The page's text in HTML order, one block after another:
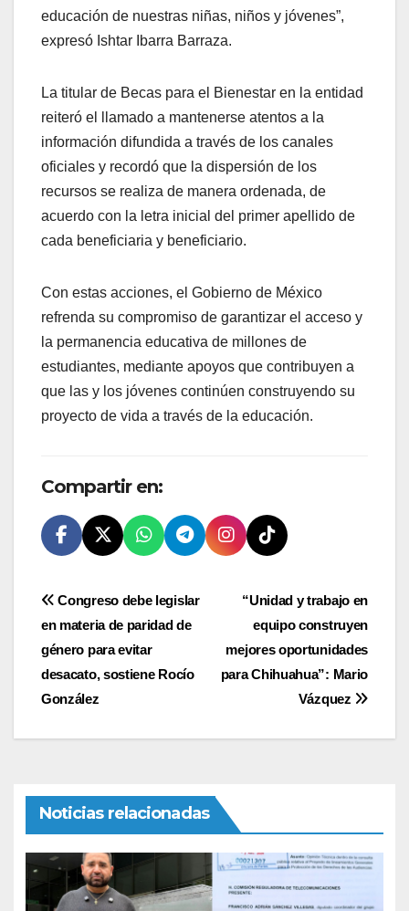
educación de nuestras niñas, niños y jóvenes”,
expresó Ishtar Ibarra Barraza.
La titular de Becas para el Bienestar en la entidad
reiteró el llamado a mantenerse atentos a la
información difundida a través de los canales
oficiales y recordó que la dispersión de los
recursos se realiza de manera ordenada, de
acuerdo con la letra inicial del primer apellido de
cada beneficiaria y beneficiario.
Con estas acciones, el Gobierno de México
refrenda su compromiso de garantizar el acceso y
la permanencia educativa de millones de
estudiantes, mediante apoyos que contribuyen a
que las y los jóvenes continúen construyendo su
proyecto de vida a través de la educación.
Compartir en:
Navegación
de
entradas
“Unidad y trabajo en
equipo construyen
mejores oportunidades
para Chihuahua”: Mario
Vázquez
Congreso debe legislar
en materia de paridad de
género para evitar
desacato, sostiene Rocío
González
Noticias relacionadas